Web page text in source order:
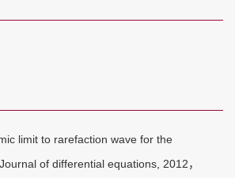
limit to rarefaction wave for the
of differential equations, 2012，